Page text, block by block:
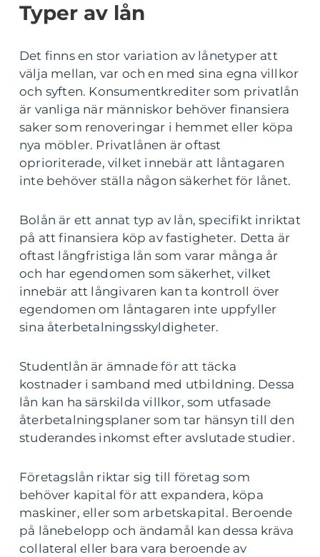
Typer av lån
Det finns en stor variation av lånetyper att
välja mellan, var och en med sina egna villkor
och syften. Konsumentkrediter som privatlån
är vanliga när människor behöver finansiera
saker som renoveringar i hemmet eller köpa
nya möbler. Privatlånen är oftast
oprioriterade, vilket innebär att låntagaren
inte behöver ställa någon säkerhet för lånet.
Bolån är ett annat typ av lån, specifikt inriktat
på att finansiera köp av fastigheter. Detta är
oftast långfristiga lån som varar många år
och har egendomen som säkerhet, vilket
innebär att långivaren kan ta kontroll över
egendomen om låntagaren inte uppfyller
sina återbetalningsskyldigheter.
Studentlån är ämnade för att täcka
kostnader i samband med utbildning. Dessa
lån kan ha särskilda villkor, som utfasade
återbetalningsplaner som tar hänsyn till den
studerandes inkomst efter avslutade studier.
Företagslån riktar sig till företag som
behöver kapital för att expandera, köpa
maskiner, eller som arbetskapital. Beroende
på lånebelopp och ändamål kan dessa kräva
collateral eller bara vara beroende av